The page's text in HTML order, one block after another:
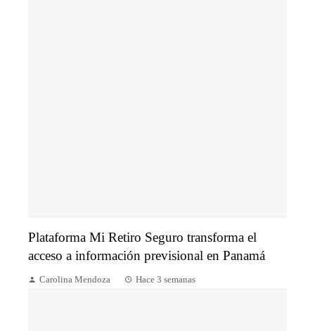
Plataforma Mi Retiro Seguro transforma el
acceso a información previsional en Panamá
Carolina Mendoza Hace 3 semanas